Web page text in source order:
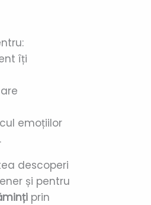
îți
emoțiilor
descoperi
și pentru
prin